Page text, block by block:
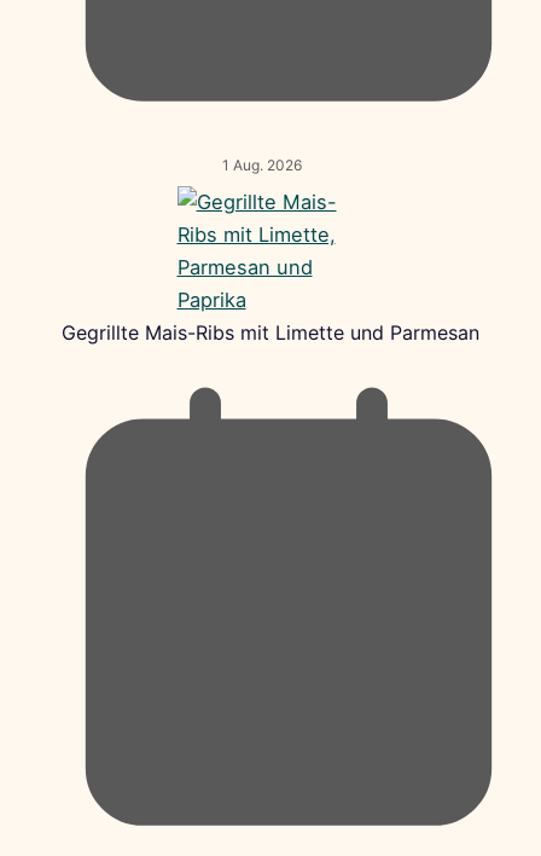
1 Aug. 2026
Gegrillte Mais-Ribs mit Limette und Parmesan